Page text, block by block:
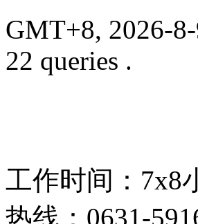
GMT+8, 2026-
22 queries .
工作时间：7x8
热线：0631-